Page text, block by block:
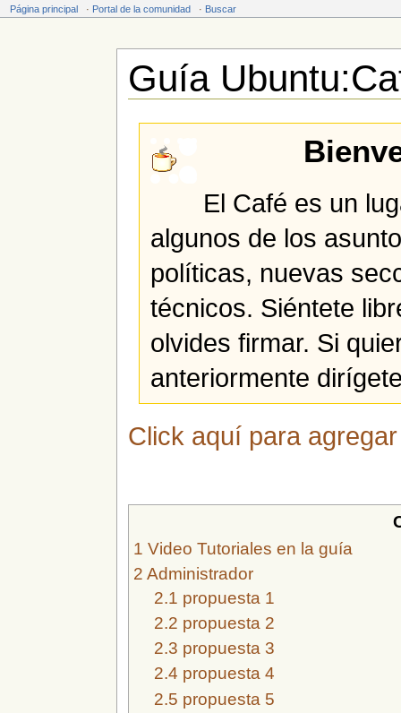
Página principal · Portal de la comunidad · Buscar
Guía
El Café es un
algunos de los
políticas, nuevas
técnicos. Siéntete
olvides firmar. Si
anteriormente
Click aquí para
1 Video Tutoriales en la guía
2 Administrador
2.1 propuesta 1
2.2 propuesta 2
2.3 propuesta 3
2.4 propuesta 4
2.5 propuesta 5